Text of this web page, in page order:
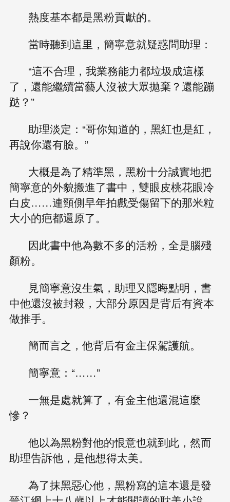
熱度基本都是黑粉貢獻的。
當時聽到這里，簡寧意就疑惑問助理：
“這不合理，我業務能力都垃圾成這樣
了，還能繼續當藝人沒被大眾拋棄？還能蹦
跶？”
助理淡定：“哥你知道的，黑紅也是紅，
再說你還有臉。”
大概是為了精準黑，黑粉十分誠實地把
簡寧意的外貌搬進了書中，雙眼皮桃花眼冷
白皮……連頸側早年拍戲受傷留下的那米粒
大小的疤都還原了。
因此書中他為數不多的活粉，全是腦殘
顏粉。
見簡寧意沒生氣，助理又隱晦點明，書
中他還沒被封殺，大部分原因是背后有資本
做推手。
簡而言之，他背后有金主保駕護航。
簡寧意：“……”
一無是處就算了，有金主他還混這麼
慘？
他以為黑粉對他的恨意也就到此，然而
助理告訴他，是他想得太美。
為了抹黑惡心他，黑粉寫的這本還是發